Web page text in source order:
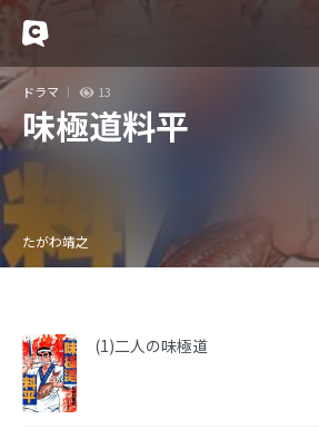
ドラマ 13
味極道料平
たがわ靖之
(1)二人の味極道